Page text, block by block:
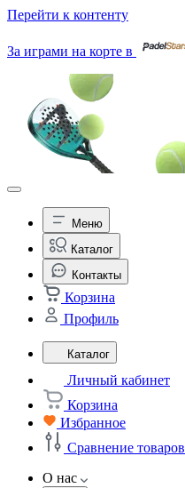
Перейти к контенту
За играми на корте в
Меню
Каталог
Контакты
Корзина
Профиль
Каталог
Личный кабинет
Корзина
Избранное
Сравнение товаров
О нас